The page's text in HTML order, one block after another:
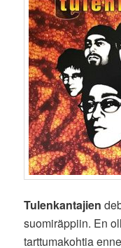
Tulenkantajien
suomiräppiin. En
tarttumakohtia